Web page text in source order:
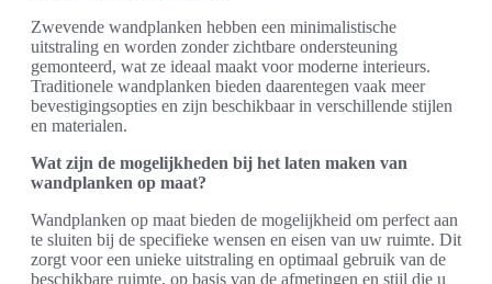
Zwevende wandplanken hebben een minimalistische
uitstraling en worden zonder zichtbare ondersteuning
gemonteerd, wat ze ideaal maakt voor moderne interieurs.
Traditionele wandplanken bieden daarentegen vaak meer
bevestigingsopties en zijn beschikbaar in verschillende stijlen
en materialen.
Wat zijn de mogelijkheden bij het laten maken van
wandplanken op maat?
Wandplanken op maat bieden de mogelijkheid om perfect aan
te sluiten bij de specifieke wensen en eisen van uw ruimte. Dit
zorgt voor een unieke uitstraling en optimaal gebruik van de
beschikbare ruimte, op basis van de afmetingen en stijl die u